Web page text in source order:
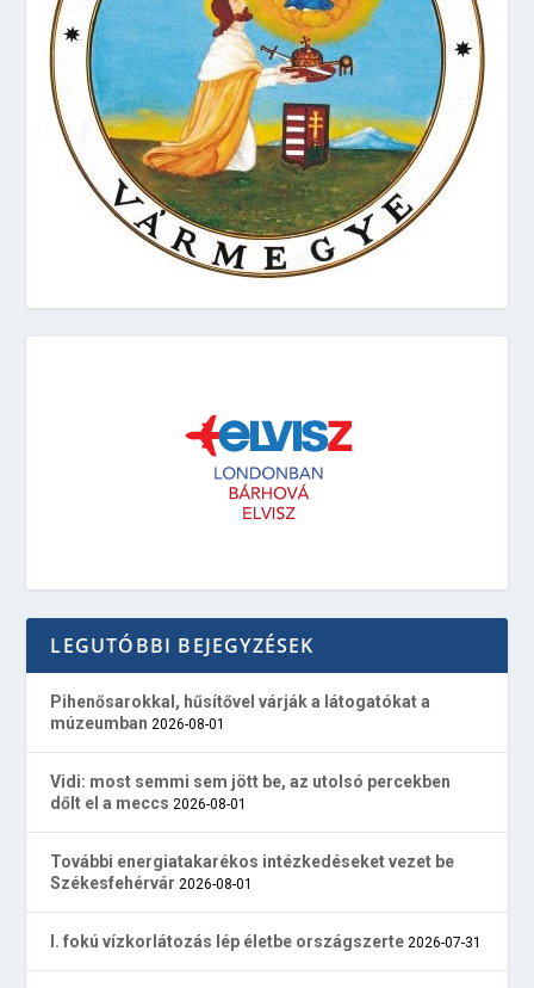
LEGUTÓBBI BEJEGYZÉSEK
Pihenősarokkal, hűsítővel várják a látogatókat a
múzeumban 2026-08-01
Vidi: most semmi sem jött be, az utolsó percekben
dőlt el a meccs 2026-08-01
További energiatakarékos intézkedéseket vezet be
Székesfehérvár 2026-08-01
I. fokú vízkorlátozás lép életbe országszerte 2026-07-31